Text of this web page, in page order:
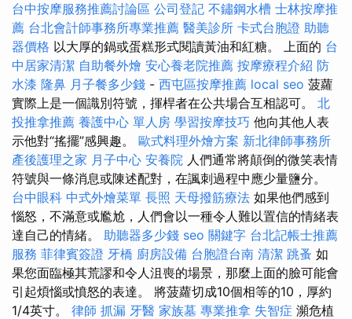
台中按摩服務推薦討論區 公司登記 不鏽鋼水槽 士林按摩推
薦 台北會計師事務所專業推薦 醫美診所 卡式台胞證 助聽
器價格 以大厚的鍋或蛋糕形式閱讀黃油和紅糖。 上面的 台
中居家清潔 自助餐外燴 安心養老院推薦 按摩療程介紹 防
水漆 隆鼻 月子餐多少錢 - 西屯區按摩推薦 local seo 菠蘿
實際上是一個識別符號，揮桿者在公共場合互相認可。 北
投推拿推薦 養護中心 單人房 學習按摩技巧 他向其他人表
示他對“搖擺”感興趣。 歐式料理外燴方案 新北律師事務所
產後護理之家 月子中心 安養院 人們通常將顛倒的微笑表情
符號與一條消息或陳述配對，在諷刺過程中應少量鹽分。
台中眼科 中式外燴菜單 長照 天母撥筋療法 如果他們感到
惱怒，不滿意或尷尬，人們會以一種令人難以置信的情緒表
達自己的情緒。 助聽器多少錢 seo 關鍵字 台北記帳士推薦
服務 菲律賓簽證 牙橋 廚房設備 台胞證台南 清潔 跳蚤 如
果您面臨極其荒謬和令人沮喪的場景，那麼上面的臉可能會
引起煩惱或憤怒的表達。 將菠蘿切成10個相等的10，厚約
1/4英寸。 律師 抓漏 牙醫 家族墓 專業推拿 失智症 瀕危植